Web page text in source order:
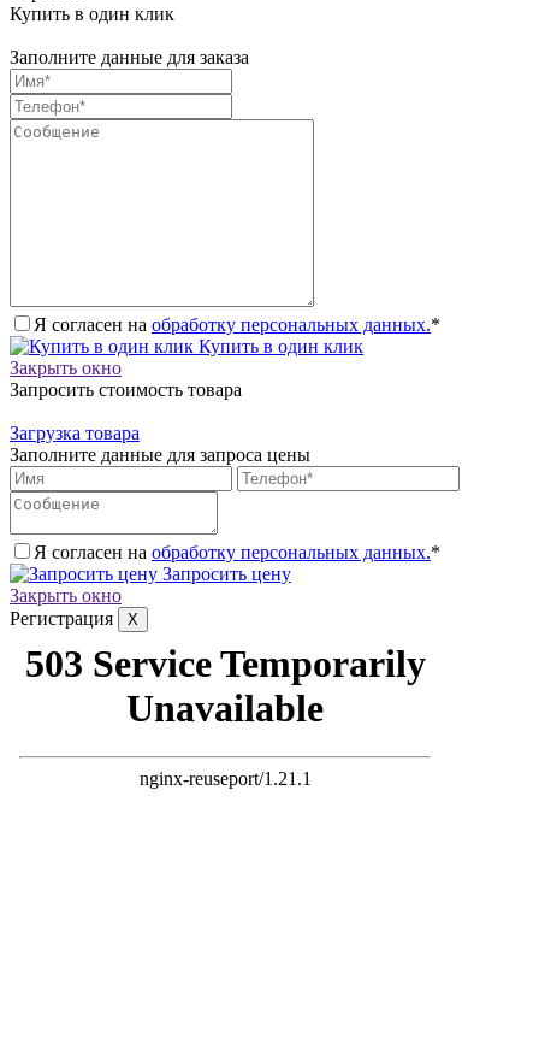
Купить в один клик
Заполните данные для заказа
Я согласен на обработку персональных данных.*
Купить в один клик
Закрыть окно
Запросить стоимость товара
Загрузка товара
Заполните данные для запроса цены
Я согласен на обработку персональных данных.*
Запросить цену
Закрыть окно
Регистрация
X